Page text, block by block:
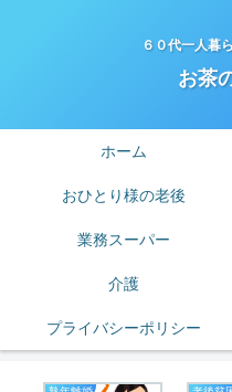
６０代一人暮
お茶
ホーム
おひとり様の老後
業務スーパー
介護
プライバシーポリシー